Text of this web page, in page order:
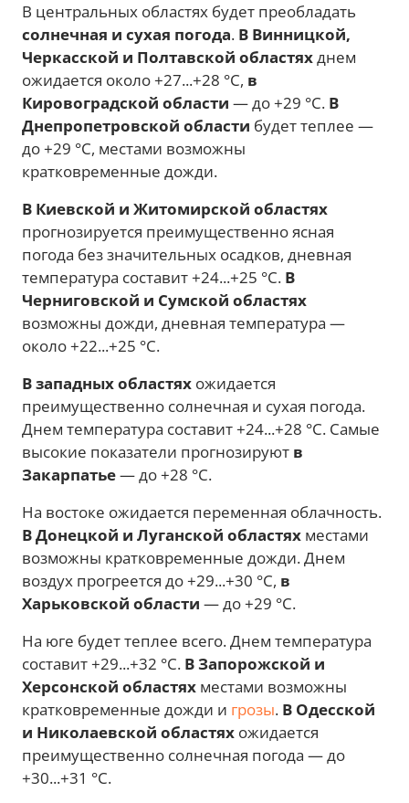
В центральных областях будет преобладать
солнечная и сухая погода. В Винницкой,
Черкасской и Полтавской областяхднем
ожидается около +27...+28 °C, в
Кировоградской области — до +29 °C. В
Днепропетровской области будет теплее —
до +29 °C, местами возможны
кратковременные дожди.
В Киевской и Житомирской областях
прогнозируется преимущественно ясная
погода без значительных осадков, дневная
температура составит +24...+25 °C. В
Черниговской и Сумской областях
возможны дожди, дневная температура —
около +22...+25 °C.
В западных областях ожидается
преимущественно солнечная и сухая погода.
Днем температура составит +24...+28 °C. Самые
высокие показатели прогнозируют в
Закарпатье— до +28 °C.
На востоке ожидается переменная облачность.
В Донецкой и Луганской областях местами
возможны кратковременные дожди. Днем
воздух прогреется до +29...+30 °C, в
Харьковской области — до +29 °C.
На юге будет теплее всего. Днем температура
составит +29...+32 °C. В Запорожской и
Херсонской областях местами возможны
кратковременные дожди и грозы. В Одесской
и Николаевской областях ожидается
преимущественно солнечная погода — до
+30...+31 °C.